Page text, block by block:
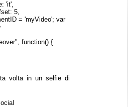
'it',
5,
= 'myVideo'; var
function() {
volta in un selfie di